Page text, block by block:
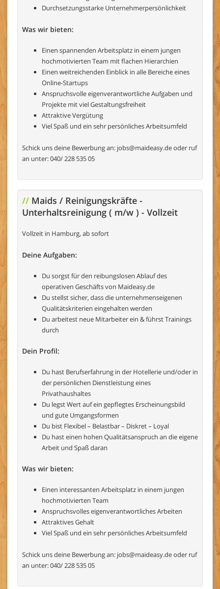
Durchsetzungsstarke Unternehmerpersönlichkeit
Was wir bieten:
Einen spannenden Arbeitsplatz in einem jungen
hochmotivierten Team mit flachen Hierarchien
Einen weitreichenden Einblick in alle Bereiche eines
Online-Startups
Anspruchsvolle eigenverantwortliche Aufgaben und
Projekte mit viel Gestaltungsfreiheit
Attraktive Vergütung
Viel Spaß und ein sehr persönliches Arbeitsumfeld
Schick uns deine Bewerbung an: jobs@maideasy.deoder ruf
an unter: 040/ 228 535 05
// Maids / Reinigungskräfte -
Unterhaltsreinigung ( m/w ) - Vollzeit
Vollzeit in Hamburg, ab sofort
Deine Aufgaben:
Du sorgst für den reibungslosen Ablauf des
operativen Geschäfts von Maideasy.de
Du stellst sicher, dass die unternehmenseigenen
Qualitätskriterien eingehalten werden
Du arbeitest neue Mitarbeiter ein & führst Trainings
durch
Dein Profil:
Du hast Berufserfahrung in der Hotellerie und/oder in
der persönlichen Dienstleistung eines
Privathaushaltes
Du legst Wert auf ein gepflegtes Erscheinungsbild
und gute Umgangsformen
Du bist Flexibel – Belastbar – Diskret – Loyal
Du hast einen hohen Qualitätsanspruch an die eigene
Arbeit und Spaß daran
Was wir bieten:
Einen interessanten Arbeitsplatz in einem jungen
hochmotivierten Team
Anspruchsvolles eigenverantwortliches Arbeiten
Attraktives Gehalt
Viel Spaß und ein sehr persönliches Arbeitsumfeld
Schick uns deine Bewerbung an: jobs@maideasy.deoder ruf
an unter: 040/ 228 535 05